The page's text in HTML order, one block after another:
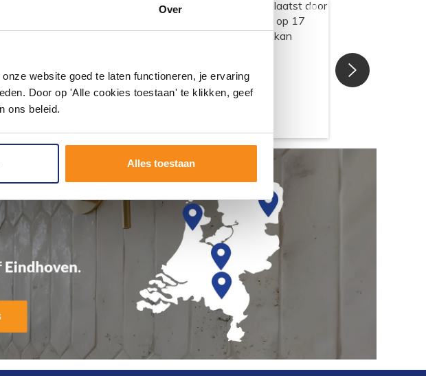
Over
website goed te laten functioneren, je ervaring
Door op 'Alle cookies toestaan' te klikken, geef
ons beleid.
Alles toestaan